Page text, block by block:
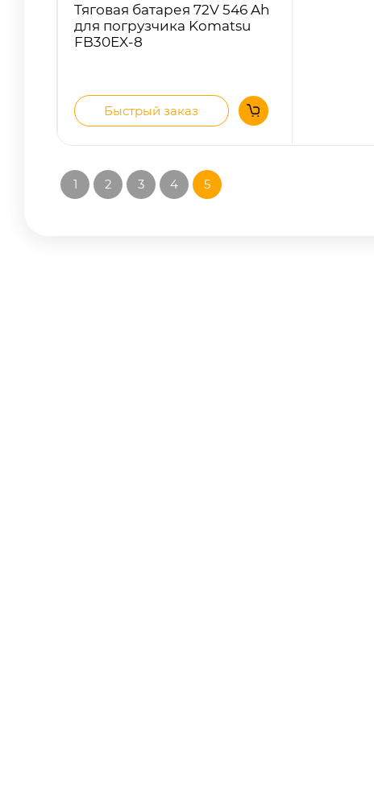
Тяговая батарея 72V 546 Ah
для погрузчика Komatsu
FB30EX-8
Быстрый заказ
1 2 3 4 5